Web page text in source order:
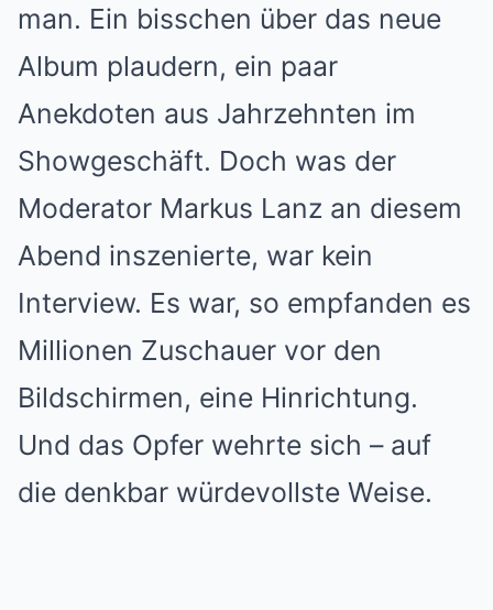
man. Ein bisschen über das neue
Album plaudern, ein paar
Anekdoten aus Jahrzehnten im
Showgeschäft. Doch was der
Moderator Markus Lanz an diesem
Abend inszenierte, war kein
Interview. Es war, so empfanden es
Millionen Zuschauer vor den
Bildschirmen, eine Hinrichtung.
Und das Opfer wehrte sich – auf
die denkbar würdevollste Weise.